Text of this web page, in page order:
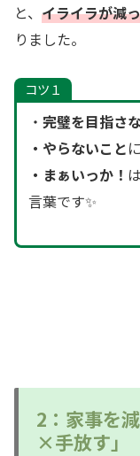
と、 イライラが減
りました。
コツ１
・ 完璧を目指さ
・やらないこと
・まぁいっか！
言葉です✨
2：家事を
×手放す」